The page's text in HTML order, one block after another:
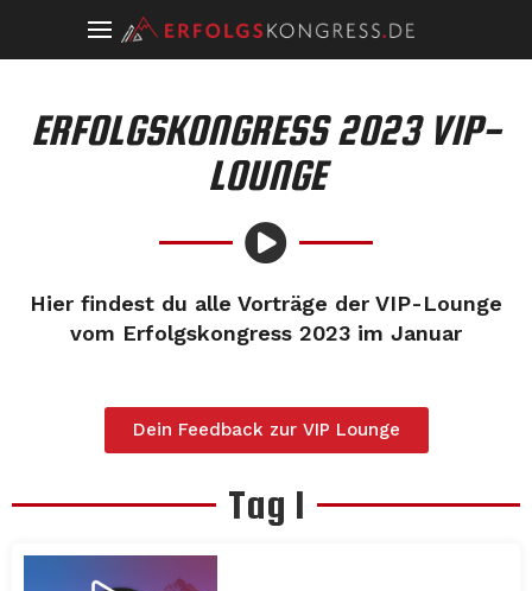
ERFOLGSKONGRESS 2023 VIP-
LOUNGE
Hier findest du alle Vorträge der VIP-Lounge
vom Erfolgskongress 2023 im Januar
Dein Feedback zur VIP Lounge
Tag 1​